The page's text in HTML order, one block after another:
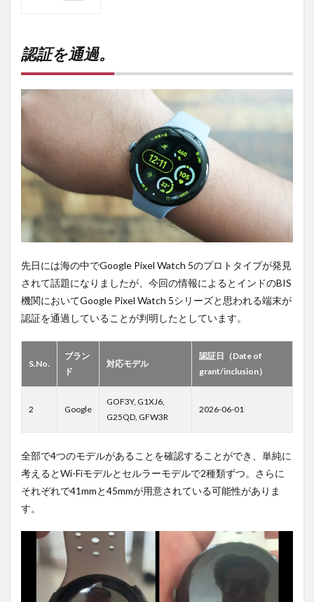
過。
間不
要の
ライ
ンシ
認証を通過。
先日には海の中でGoogle Pixel Watch 5のプロトタイプが発見
されて話題になりましたが、今回の情報によるとインドのBIS
機関においてGoogle Pixel Watch 5シリーズと思われる端末が
認証を通過していることが判明したとしています。
S.No.
ブラン
ド
対応モデル
認証日（Date of
grant/inclusion）
2 Google
GOF3Y, G1XJ6,
G25QD, GFW3R
2026-06-01
全部で4つのモデルがあることを確認することができ、単純に
考えるとWi-Fiモデルとセルラーモデルで2種類ずつ。さらに
それぞれで41mmと45mmが用意されている可能性がありま
す。